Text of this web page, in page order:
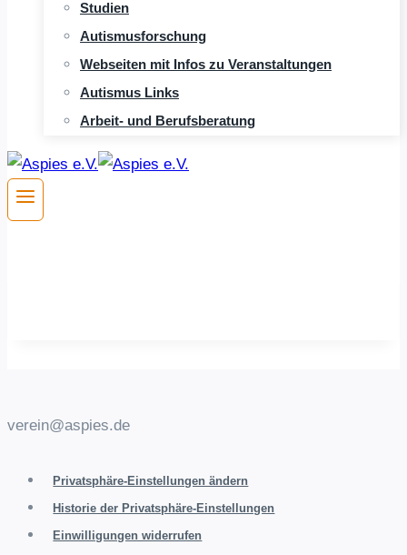
Studien
Autismusforschung
Webseiten mit Infos zu Veranstaltungen
Autismus Links
Arbeit- und Berufsberatung
verein@aspies.de
Privatsphäre-Einstellungen ändern
Historie der Privatsphäre-Einstellungen
Einwilligungen widerrufen